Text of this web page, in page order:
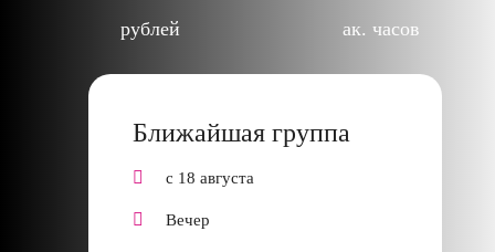
рублей ак. часов
Ближайшая группа
с 18 августа
Вечер